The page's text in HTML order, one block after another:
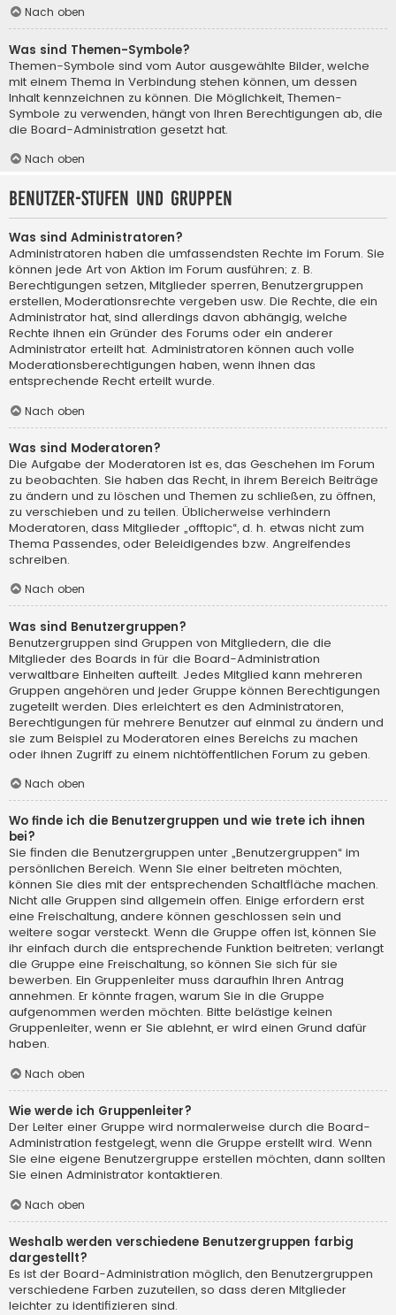
Nach oben
Was sind Themen-Symbole?
Themen-Symbole sind vom Autor ausgewählte Bilder, welche
mit einem Thema in Verbindung stehen können, um dessen
Inhalt kennzeichnen zu können. Die Möglichkeit, Themen-
Symbole zu verwenden, hängt von Ihren Berechtigungen ab, die
die Board-Administration gesetzt hat.
Nach oben
Benutzer-Stufen und Gruppen
Was sind Administratoren?
Administratoren haben die umfassendsten Rechte im Forum. Sie
können jede Art von Aktion im Forum ausführen; z. B.
Berechtigungen setzen, Mitglieder sperren, Benutzergruppen
erstellen, Moderationsrechte vergeben usw. Die Rechte, die ein
Administrator hat, sind allerdings davon abhängig, welche
Rechte ihnen ein Gründer des Forums oder ein anderer
Administrator erteilt hat. Administratoren können auch volle
Moderationsberechtigungen haben, wenn ihnen das
entsprechende Recht erteilt wurde.
Nach oben
Was sind Moderatoren?
Die Aufgabe der Moderatoren ist es, das Geschehen im Forum
zu beobachten. Sie haben das Recht, in ihrem Bereich Beiträge
zu ändern und zu löschen und Themen zu schließen, zu öffnen,
zu verschieben und zu teilen. Üblicherweise verhindern
Moderatoren, dass Mitglieder „offtopic“, d. h. etwas nicht zum
Thema Passendes, oder Beleidigendes bzw. Angreifendes
schreiben.
Nach oben
Was sind Benutzergruppen?
Benutzergruppen sind Gruppen von Mitgliedern, die die
Mitglieder des Boards in für die Board-Administration
verwaltbare Einheiten aufteilt. Jedes Mitglied kann mehreren
Gruppen angehören und jeder Gruppe können Berechtigungen
zugeteilt werden. Dies erleichtert es den Administratoren,
Berechtigungen für mehrere Benutzer auf einmal zu ändern und
sie zum Beispiel zu Moderatoren eines Bereichs zu machen
oder ihnen Zugriff zu einem nichtöffentlichen Forum zu geben.
Nach oben
Wo finde ich die Benutzergruppen und wie trete ich ihnen
bei?
Sie finden die Benutzergruppen unter „Benutzergruppen“ im
persönlichen Bereich. Wenn Sie einer beitreten möchten,
können Sie dies mit der entsprechenden Schaltfläche machen.
Nicht alle Gruppen sind allgemein offen. Einige erfordern erst
eine Freischaltung, andere können geschlossen sein und
weitere sogar versteckt. Wenn die Gruppe offen ist, können Sie
ihr einfach durch die entsprechende Funktion beitreten; verlangt
die Gruppe eine Freischaltung, so können Sie sich für sie
bewerben. Ein Gruppenleiter muss daraufhin Ihren Antrag
annehmen. Er könnte fragen, warum Sie in die Gruppe
aufgenommen werden möchten. Bitte belästige keinen
Gruppenleiter, wenn er Sie ablehnt, er wird einen Grund dafür
haben.
Nach oben
Wie werde ich Gruppenleiter?
Der Leiter einer Gruppe wird normalerweise durch die Board-
Administration festgelegt, wenn die Gruppe erstellt wird. Wenn
Sie eine eigene Benutzergruppe erstellen möchten, dann sollten
Sie einen Administrator kontaktieren.
Nach oben
Weshalb werden verschiedene Benutzergruppen farbig
dargestellt?
Es ist der Board-Administration möglich, den Benutzergruppen
verschiedene Farben zuzuteilen, so dass deren Mitglieder
leichter zu identifizieren sind.